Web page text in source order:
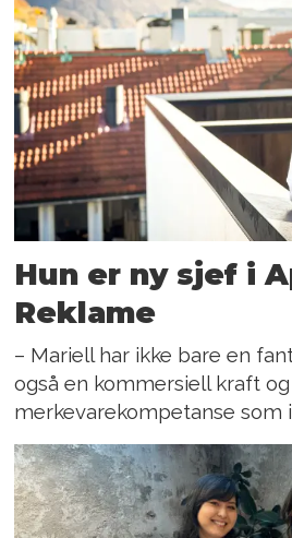
Hun er ny sjef i
Reklame
– Mariell har ikke bare en
også en kommersiell kraft og
merkevarekompetanse som